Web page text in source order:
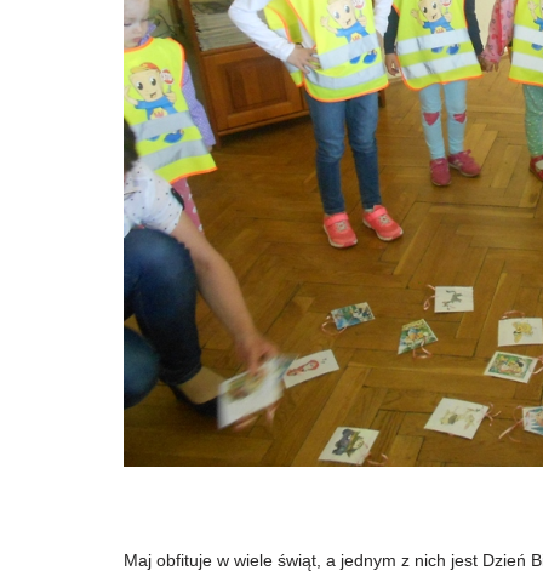
Maj obfituje w wiele świąt, a jednym z nich jest Dzień